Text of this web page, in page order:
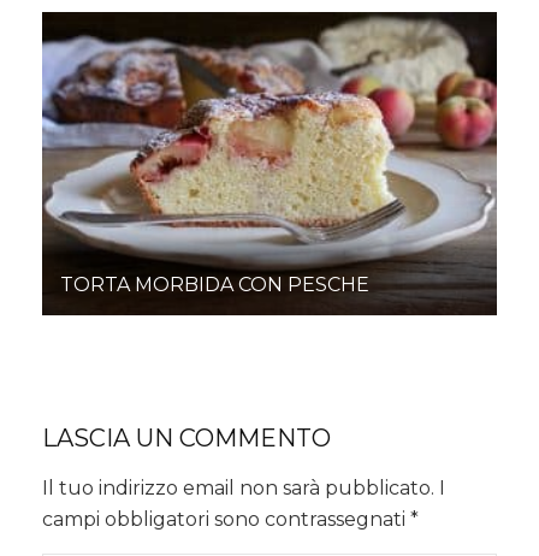
TORTA MORBIDA CON PESCHE
LASCIA UN COMMENTO
Il tuo indirizzo email non sarà pubblicato. I
campi obbligatori sono contrassegnati *